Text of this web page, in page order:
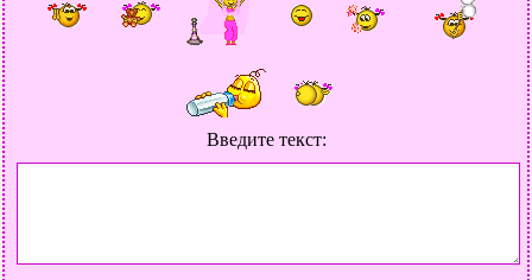
Введите текст: